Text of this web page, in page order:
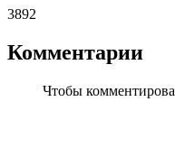
3892
Комментарии
Чтобы